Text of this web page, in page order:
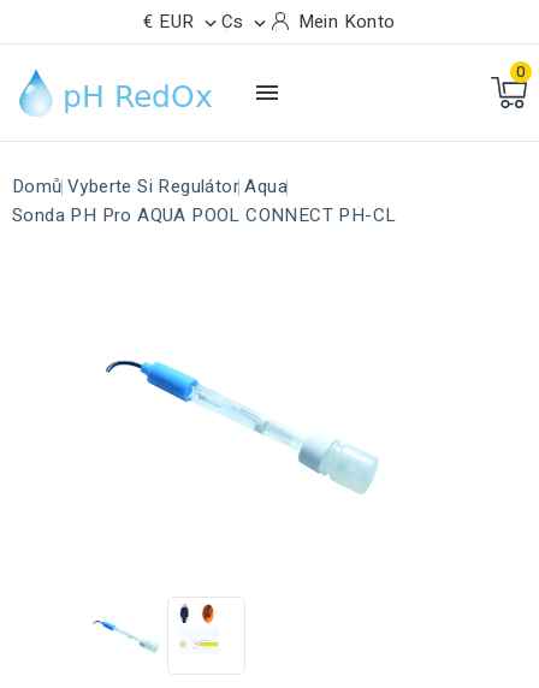
€ EUR  Cs  Mein Konto

0
Domů Vyberte Si Regulátor Aqua
Sonda PH Pro AQUA POOL CONNECT PH-CL